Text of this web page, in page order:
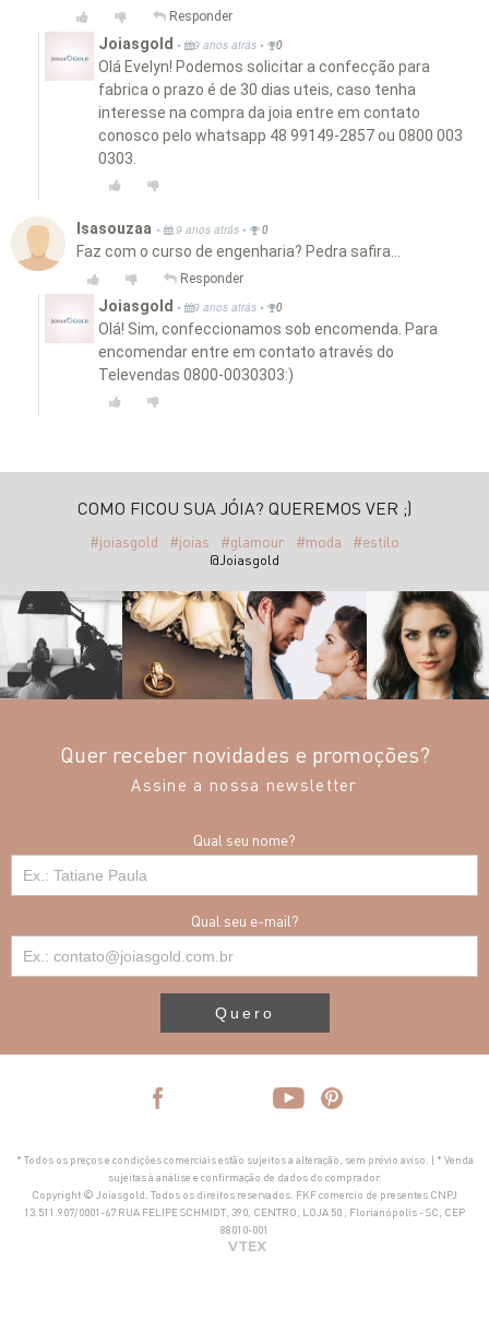
Responder
Joiasgold • 9 anos atrás • 0
Olá Evelyn! Podemos solicitar a confecção para
fabrica o prazo é de 30 dias uteis, caso tenha
interesse na compra da joia entre em contato
conosco pelo whatsapp 48 99149-2857 ou 0800 003
0303.
Isasouzaa • 9 anos atrás • 0
Faz com o curso de engenharia? Pedra safira...
Responder
Joiasgold • 9 anos atrás • 0
Olá! Sim, confeccionamos sob encomenda. Para
encomendar entre em contato através do
Televendas 0800-0030303:)
COMO FICOU SUA JÓIA? QUEREMOS VER ;)
#joiasgold #joias #glamour #moda #estilo
@Joiasgold
Quer receber novidades e promoções?
Assine a nossa newsletter
Qual seu nome?
Qual seu e-mail?
Quero
* Todos os preços e condições comerciais estão sujeitos a alteração, sem prévio aviso. | * Venda
sujeitas à análise e confirmação de dados do comprador.
Copyright © Joiasgold. Todos os direitos reservados. FKF comercio de presentes CNPJ
13.511.907/0001-67 RUA FELIPE SCHMIDT, 390, CENTRO, LOJA 50 , Florianópolis - SC, CEP
88010-001
VTEX